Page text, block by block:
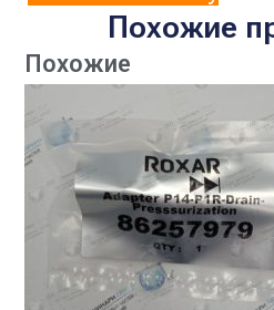
Похожие
Похожие